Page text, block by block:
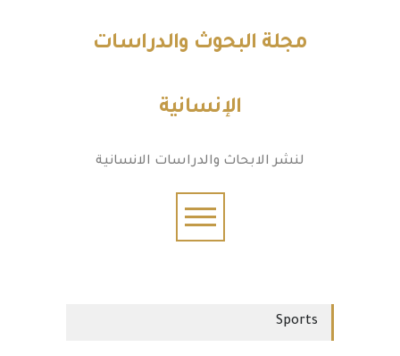
مجلة البحوث والدراسات
الإنسانية
لنشر الابحاث والدراسات الانسانية
Sports